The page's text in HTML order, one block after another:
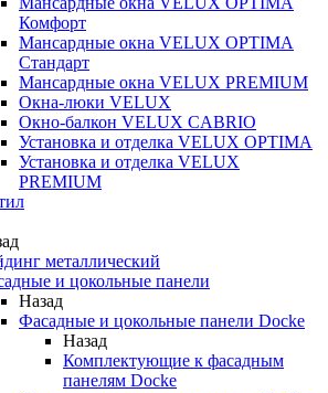
Комфорт
Мансардные окна VELUX OPTIMA
Стандарт
Мансардные окна VELUX PREMIUM
Окна-люки VELUX
Окно-балкон VELUX CABRIO
Установка и отделка VELUX OPTIMA
Установка и отделка VELUX
PREMIUM
металлический
и цокольные панели
Назад
Фасадные и цокольные панели Docke
Назад
Комплектующие к фасадным
панелям Docke